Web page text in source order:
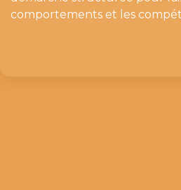
comportements et les